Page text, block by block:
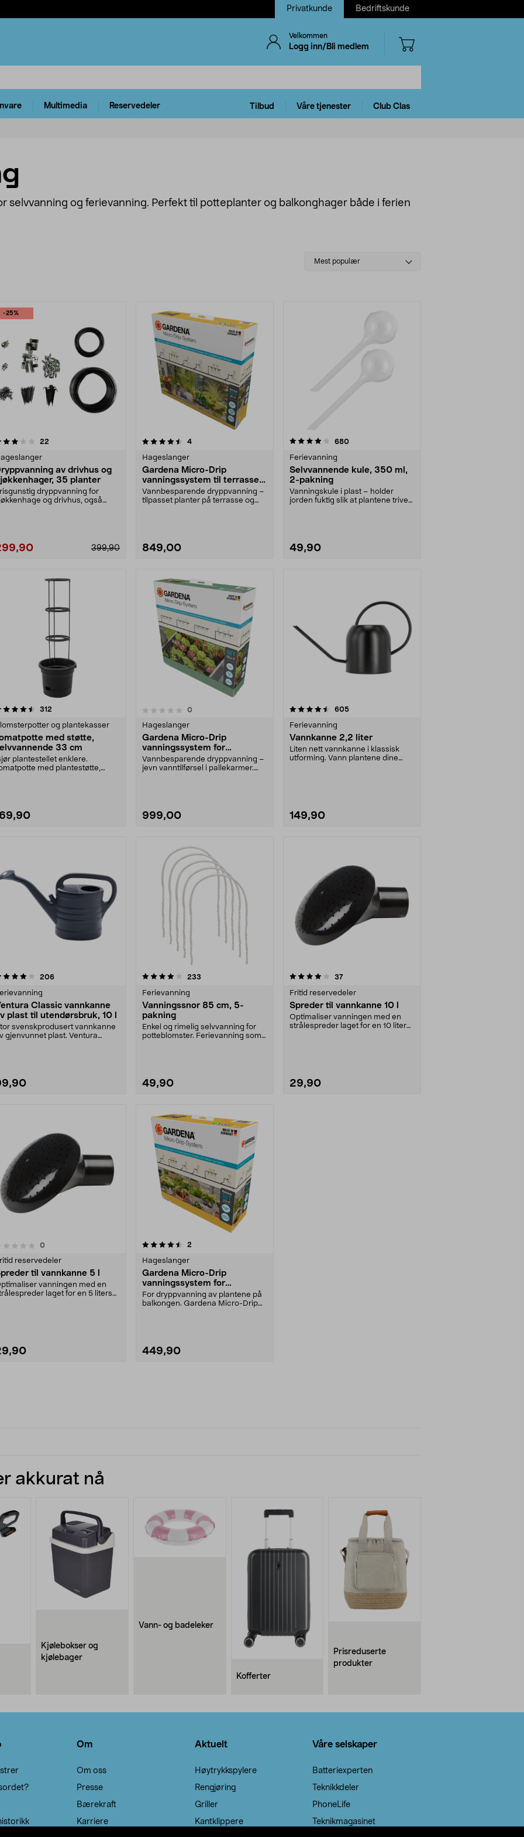
Privatkunde Bedriftskunde
Velkommen
Logg inn/Bli medlem
Multimedia Reservedeler Tilbud Våre tjenester Club Clas
selvvanning og ferievanning. Perfekt til potteplanter og balkonghager både i ferien
Select
Mest populær
-25%
22
av drivhus og
35 planter
dryppvanning for
og drivhus, også
399,90
4.5 av 5 stjerner 4anmeldelser
Hageslanger
Gardena Micro-Drip
vanningssystem til terrasse
og balkong, 30 planter
Vannbesparende dryppvanning –
tilpasset planter på terrasse og
849,00
4.0 av 5 stjerner 680anmeldelser
Ferievanning
Selvvannende kule, 350 ml,
2-pakning
Vanningskule i plast – holder
jorden fuktig slik at plantene trives.
49,90
312
og plantekasser
med støtte,
33 cm
plantestellet enklere.
med plantestøtte,
0.0 av 5 stjerner 0
Hageslanger
Gardena Micro-Drip
vanningssystem for
pallekarmer, 35 planter
Vannbesparende dryppvanning –
jevn vanntilførsel i pallekarmer.
999,00
4.5 av 5 stjerner 605anmeldelser
Ferievanning
Vannkanne 2,2 liter
Liten nett vannkanne i klassisk
utforming. Vann plantene dine
149,90
206anmeldelser
Classic vannkanne
plast til utendørsbruk, 10 l
svenskprodusert vannkanne
gjenvunnet plast. Ventura
4.0 av 5 stjerner 233
Ferievanning
Vanningssnor 85 cm, 5-
pakning
Enkel og rimelig selvvanning for
potteblomster. Ferievanning som
49,90
4.0 av 5 stjerner 37anmeldelser
Fritid reservedeler
Spreder til vannkanne 10 l
Optimaliser vanningen med en
strålespreder laget for en 10 liters
29,90
0
reservedeler
til vannkanne 5 l
vanningen med en
laget for en 5 liters
4.5 av 5 stjerner 2
Hageslanger
Gardena Micro-Drip
vanningssystem for
balkongplanter, 15 planter
For dryppvanning av plantene på
balkongen. Gardena Micro-Drip
449,90
akkurat nå
Kjølebokser og
kjølebager
Vann- og badeleker
Kofferter
Prisreduserte
produkter
Om
Om oss
Presse
Bærekraft
Karriere
Aktuelt
Høytrykkspylere
Rengjøring
Griller
Kantklippere
Våre selskaper
Batteriexperten
Teknikkdeler
PhoneLife
Teknikmagasinet